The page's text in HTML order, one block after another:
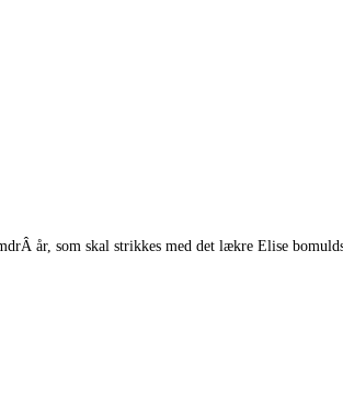
år, som skal strikkes med det lækre Elise